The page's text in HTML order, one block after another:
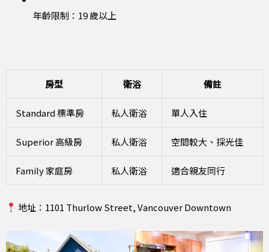
年齡限制：19 歲以上
房型 衛浴 備註
Standard 標準房 私人衛浴 單人入住
Superior 高級房 私人衛浴 空間較大、採光佳
Family 家庭房 私人衛浴 適合親友同行
地址：1101 Thurlow Street, Vancouver Downtown